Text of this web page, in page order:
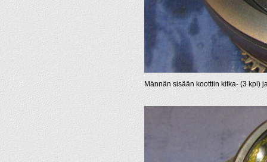
Männän sisään koottiin kitka- (3 kpl)